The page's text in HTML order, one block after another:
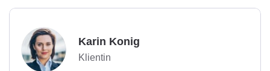
Karin Konig
Klientin